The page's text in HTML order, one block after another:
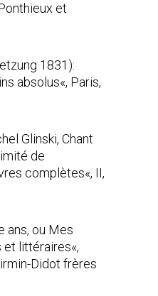
et
1831):
absolus«, Paris,
Glinski, Chant
de
complètes«, II,
ans, ou Mes
littéraires«,
Didot frères